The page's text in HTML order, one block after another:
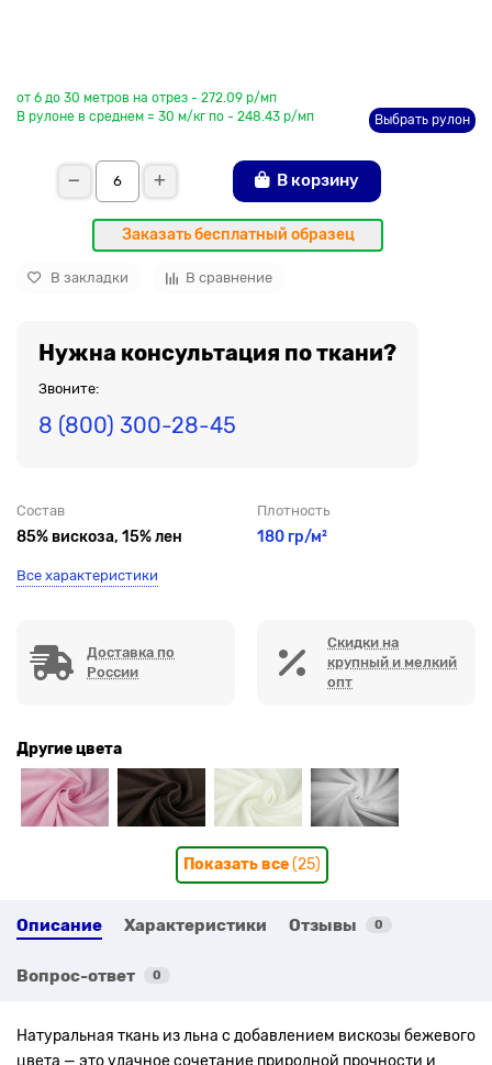
от 6 до 30 метров на отрез - 272.09 р/мп
В рулоне в среднем = 30 м/кг по - 248.43 р/мп
Выбрать рулон
В корзину
Заказать бесплатный образец
В закладки В сравнение
Нужна консультация по ткани?
Звоните:
8 (800) 300-28-45
Состав
85% вискоза, 15% лен
Плотность
180 гр/м²
Все характеристики
Доставка по
России
Скидки на
крупный и мелкий
опт
Другие цвета
Показать все(25)
Описание Характеристики Отзывы 0
Вопрос-ответ 0
Натуральная ткань из льна с добавлением вискозы бежевого
цвета — это удачное сочетание природной прочности и